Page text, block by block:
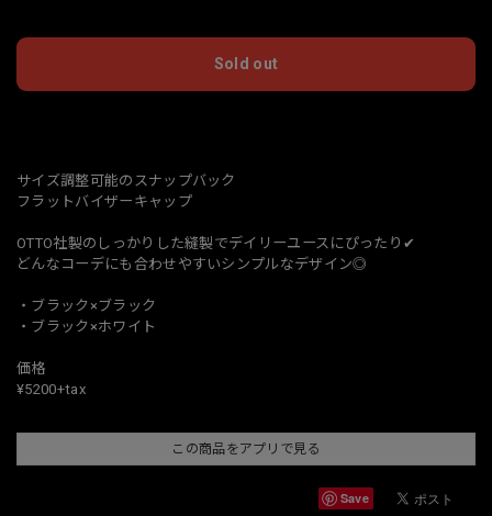
Sold out
サイズ調整可能のスナップバック
フラットバイザーキャップ
OTTO社製のしっかりした縫製でデイリーユースにぴったり✔︎
どんなコーデにも合わせやすいシンプルなデザイン◎
・ブラック×ブラック
・ブラック×ホワイト
価格
¥5200+tax
この商品をアプリで見る
Save